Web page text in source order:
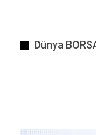
Saldırganın,
Dünya